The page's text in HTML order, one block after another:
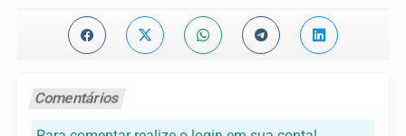
Comentários